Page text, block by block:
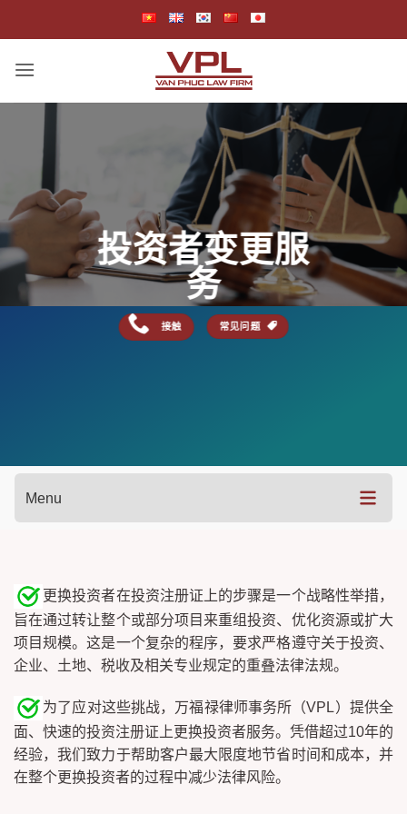
投资者变更服
务
接触 常见问题
Menu
更换投资者在投资注册证上的步骤是一个战略性举措，
旨在通过转让整个或部分项目来重组投资、优化资源或扩大
项目规模。这是一个复杂的程序，要求严格遵守关于投资、
企业、土地、税收及相关专业规定的重叠法律法规。
为了应对这些挑战，万福禄律师事务所（VPL）提供全
面、快速的投资注册证上更换投资者服务。凭借超过10年的
经验，我们致力于帮助客户最大限度地节省时间和成本，并
在整个更换投资者的过程中减少法律风险。